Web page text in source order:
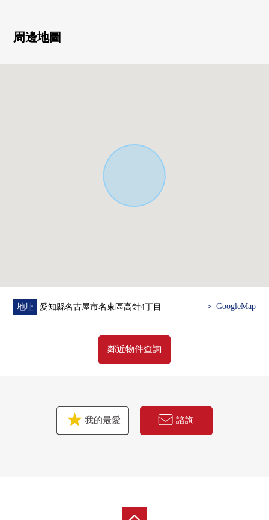
・到高針台中學約830m(步行11分鐘)
周邊地圖
地址 愛知縣名古屋市名東區高針4丁目 ＞ GoogleMap
鄰近物件查詢
我的最愛 諮詢